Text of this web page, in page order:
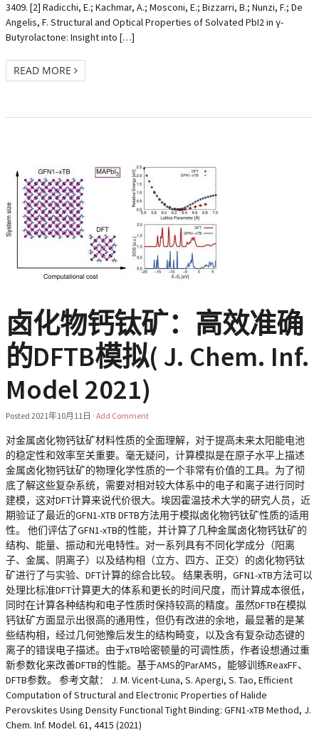
3409. [2] Radicchi, E.; Kachmar, A.; Mosconi, E.; Bizzarri, B.; Nunzi, F.; De
Angelis, F. Structural and Optical Properties of Solvated PbI2 in γ-
Butyrolactone: Insight into […]
READ MORE
卤化物钙钛矿：高效准确
的DFTB模拟( J. Chem. Inf.
Model 2021)
Posted 2021年10月11日 · Add Comment
对金属卤化物钙钛矿材料性质的全面理解，对于提高未来太阳能电池
的稳定性和效率至关重要。毫无疑问，计算模拟是在原子水平上描述
金属卤化物钙钛矿的物理化学性质的一个非常有价值的工具。为了彻
底了解这些复杂系统，需要对相对较大体系中的电子和离子进行同时
建模，这对DFT计算来说代价很大。埃因霍温技术大学的研究人员，近
期验证了最近的GFN1-XTB DFTB方法用于模拟卤化物钙钛矿性质的适用
性。 他们评估了GFN1-xTB的性能，并计算了几种金属卤化物钙钛矿的
结构、能量、振动和光电特性。对一系列具有不同化学成分（阳离
子、金属、阴离子）以及结构相（立方、四方、正交）的卤化物钙钛
矿进行了与实验、DFT计算的综合比较。 结果表明，GFN1-xTB方法可以
处理比标准DFT计算更大的体系和更长的时间尺度，而计算成本很低，
同时在计算各种结构和电子性质时保持较高的精度。虽然DFTB在模拟
钙钛矿方面显示出很高的通用性，但仍有改进的余地，最显著的是某
些结构相，经过几何弛豫后发生的结构畸变，以及含有复杂动态键的
离子的错误电子描述。由于xTB哈密顿量的可调性质，作者设想通过重
新参数化来改善DFTB的性能。基于AMS的ParAMS，能够训练ReaxFF、
DFTB参数。 参考文献： J. M. Vicent-Luna, S. Apergi, S. Tao, Efficient
Computation of Structural and Electronic Properties of Halide
Perovskites Using Density Functional Tight Binding: GFN1-xTB Method, J.
Chem. Inf. Model. 61, 4415 (2021)